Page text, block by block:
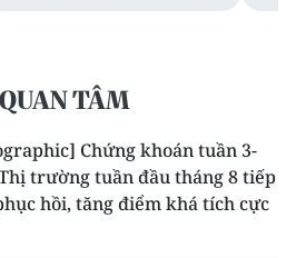
TÂM
Chứng khoán tuần 3-
trường tuần đầu tháng 8 tiếp
hồi, tăng điểm khá tích cực